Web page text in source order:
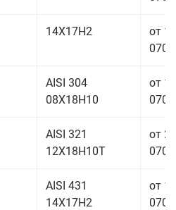
14Х17Н2
от
AISI 304
08Х18Н10
от
AISI 321
12Х18Н10Т
от
AISI 431
14Х17Н2
от